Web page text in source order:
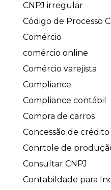
CNPJ irregular
Código de Processo
Comércio
comércio online
Comércio varejista
Compliance
Compliance contábil
Compra de carros
Concessão de crédito
Conrtole de
Consultar CNPJ
Contabildade para